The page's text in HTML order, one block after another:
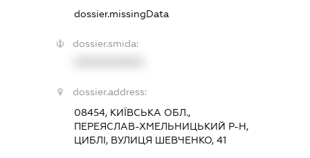
dossier.missingData
dossier.smida:
dossier.address:
08454, КИЇВСЬКА ОБЛ.,
ПЕРЕЯСЛАВ-ХМЕЛЬНИЦЬКИЙ Р-Н,
ЦИБЛІ, ВУЛИЦЯ ШЕВЧЕНКО, 41